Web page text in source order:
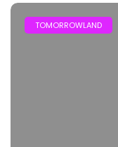
TOMORROWLAND